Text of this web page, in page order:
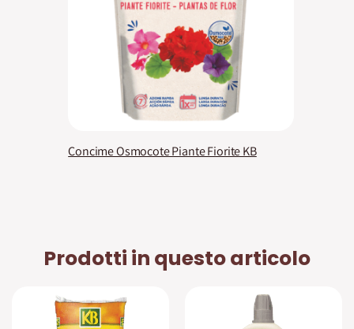
Concime Osmocote Piante Fiorite KB
Prodotti in questo articolo